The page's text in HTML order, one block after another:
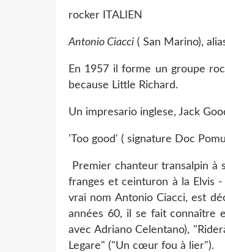
rocker ITALIEN
Antonio Ciacci ( San Marino),
En 1957 il forme un groupe
because Little Richard.
Un impresario inglese, Jack
'Too good' ( signature Doc
Premier chanteur transalpin à
franges et ceinturon à la Elvis
vrai nom Antonio Ciacci, est
années 60, il se fait connaître
avec Adriano Celentano),
Legare" ("Un cœur fou à lier").